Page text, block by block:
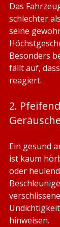
Das
schlechter
seine
Besonders
fällt auf,
reagiert.
2.
Geräusche
Ein gesund
ist kaum
oder
hinweisen.